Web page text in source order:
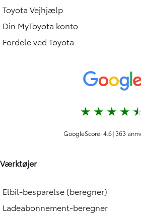
Toyota Vejhjælp
Din MyToyota konto
Fordele ved Toyota
Værktøjer
Elbil-besparelse (beregner)
Ladeabonnement-beregner